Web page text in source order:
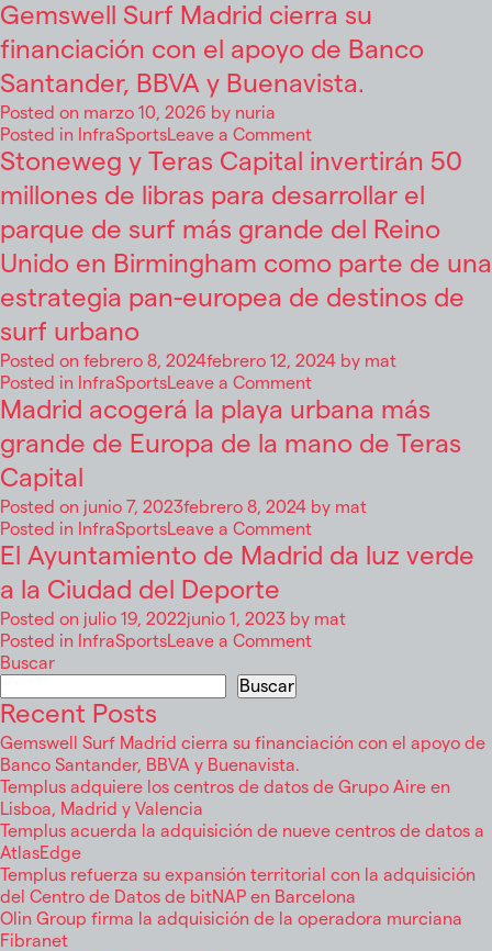
Gemswell Surf Madrid cierra su
financiación con el apoyo de Banco
Santander, BBVA y Buenavista.
Posted on marzo 10, 2026 by nuria
Posted in
InfraSportsLeave a Commenton
Gemswell
Madrid
cierra
su
financiación
con
el
de
Banco
Santander,
BBVA
y
Stoneweg y Teras Capital invertirán 50
millones de libras para desarrollar el
parque de surf más grande del Reino
Unido en Birmingham como parte de una
estrategia pan-europea de destinos de
surf urbano
Posted on febrero 8, 2024febrero 12, 2024 by mat
Posted in
InfraSportsLeave a Commenton
Stoneweg
Teras
50
millones
de
desarrollar
el
más
grande
del
Reino
en
Birmingham
como
parte
de
Madrid acogerá la playa urbana más
grande de Europa de la mano de Teras
Capital
Posted on junio 7, 2023febrero 8, 2024 by mat
Posted in
InfraSportsLeave a Commenton
Madrid
playa
urbana
de
mano
Teras
El Ayuntamiento de Madrid da luz verde
a la Ciudad del Deporte
Posted on julio 19, 2022junio 1, 2023 by mat
Posted in
InfraSportsLeave a Commenton
da
verde
la
del
Deporte
Buscar
Buscar
Recent Posts
Gemswell Surf Madrid cierra su financiación con el apoyo de
Banco Santander, BBVA y Buenavista.
Templus adquiere los centros de datos de Grupo Aire en
Lisboa, Madrid y Valencia
Templus acuerda la adquisición de nueve centros de datos a
AtlasEdge
Templus refuerza su expansión territorial con la adquisición
del Centro de Datos de bitNAP en Barcelona
Olin Group firma la adquisición de la operadora murciana
Fibranet